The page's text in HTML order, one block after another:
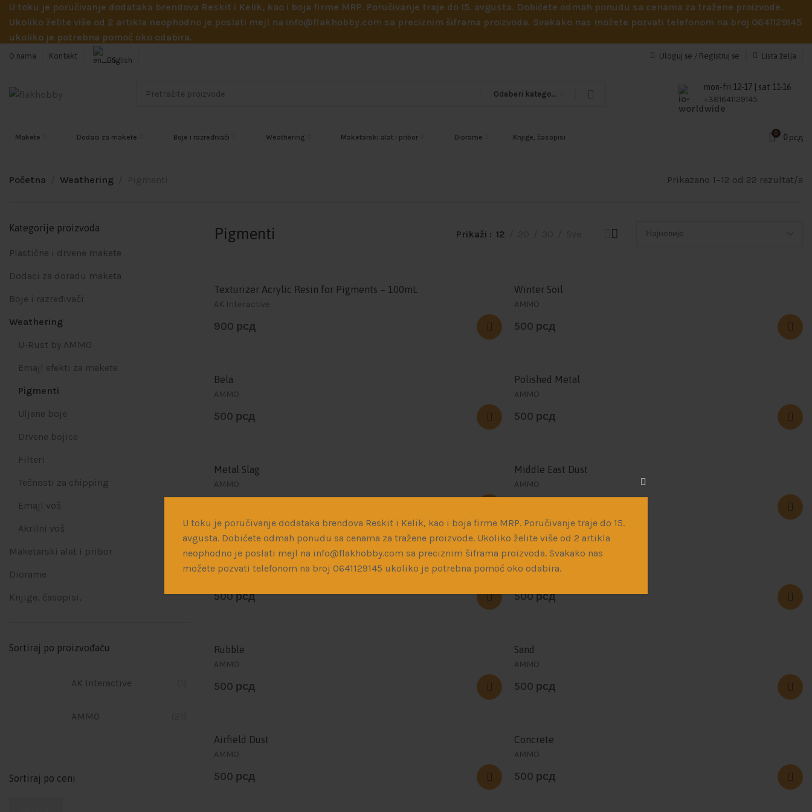
U toku je poručivanje dodataka brendova Reskit i Kelik, kao i boja firme MRP. Poručivanje traje do 15.
avgusta. Dobićete odmah ponudu sa cenama za tražene proizvode. Ukoliko želite više od 2 artikla
neophodno je poslati mejl na info@flakhobby.com sa preciznim šiframa proizvoda. Svakako nas
možete pozvati telefonom na broj 0641129145 ukoliko je potrebna pomoć oko odabira.
U toku je poručivanje dodataka brendova Reskit i Kelik, kao i boja firme MRP. Poručivanje traje do 15. avgusta. Dobićete odmah ponudu sa cenama za tražene proizvode.
Ukoliko želite više od 2 artikla neophodno je poslati mejl na info@flakhobby.com sa preciznim šiframa proizvoda. Svakako nas možete pozvati telefonom na broj 0641129145
ukoliko je potrebna pomoć oko odabira.
O nama Kontakt English Uloguj se / Registruj se Lista želja
Odaberi kategoriju
mon-fri 12-17 | sat 11-16
+381641129145
Makete Dodaci za makete Boje i razređivači Weathering Maketarski alat i pribor Diorame Knjige, časopisi 0 0 рсд
Početna Weathering Prikazano 1–12 od 22 rezultat/a
Kategorije proizvoda
Plastične i drvene makete
Dodaci za doradu maketa
Boje i razređivači
Weathering
U-Rust by AMMO
Emajl efekti za makete
Pigmenti
Uljane boje
Drvene bojice
Filteri
Tečnosti za chipping
Emajl voš
Akrilni voš
Maketarski alat i pribor
Diorame
Knjige, časopisi,
Sortiraj po proizvođaču
AK Interactive
AMMO
Sortiraj po ceni
Pigmenti Prikaži 12
Texturizer Acrylic Resin for Pigments – 100mL
AK Interactive
900 рсд
Winter Soil
AMMO
500 рсд
Bela
AMMO
500 рсд
Polished Metal
AMMO
500 рсд
Metal Slag
AMMO
Middle East Dust
AMMO
Brick Dust
AMMO
500рсд
Russian Earth
AMMO
500рсд
Rubble
AMMO
500 рсд
Sand
AMMO
500 рсд
Airfield Dust
AMMO
500 рсд
Concrete
AMMO
500 рсд